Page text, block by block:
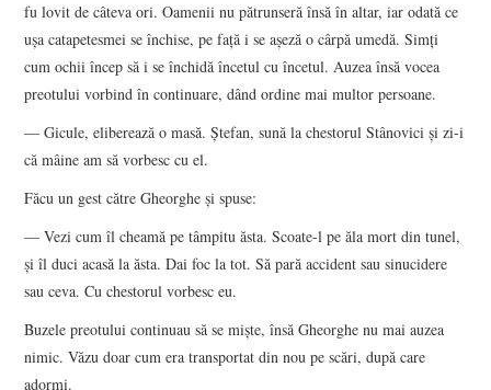
fu lovit de câteva ori. Oamenii nu pătrunseră însă în altar, iar odată ce
ușa catapetesmei se închise, pe față i se așeză o cârpă umedă. Simți
cum ochii încep să i se închidă încetul cu încetul. Auzea însă vocea
preotului vorbind în continuare, dând ordine mai multor persoane.
— Gicule, eliberează o masă. Ștefan, sună la chestorul Stânovici și zi-i
că mâine am să vorbesc cu el.
Făcu un gest către Gheorghe și spuse:
— Vezi cum îl cheamă pe tâmpitu ăsta. Scoate-l pe ăla mort din tunel,
și îl duci acasă la ăsta. Dai foc la tot. Să pară accident sau sinucidere
sau ceva. Cu chestorul vorbesc eu.
Buzele preotului continuau să se miște, însă Gheorghe nu mai auzea
nimic. Văzu doar cum era transportat din nou pe scări, după care
adormi.